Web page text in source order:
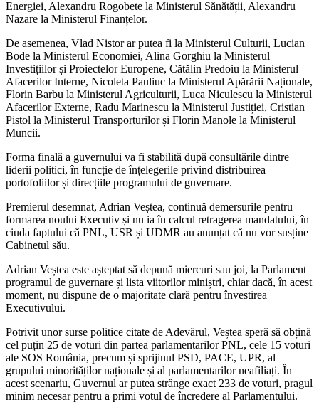
Energiei, Alexandru Rogobete la Ministerul Sănătății, Alexandru
Nazare la Ministerul Finanțelor.
De asemenea, Vlad Nistor ar putea fi la Ministerul Culturii, Lucian
Bode la Ministerul Economiei, Alina Gorghiu la Ministerul
Investițiilor și Proiectelor Europene, Cătălin Predoiu la Ministerul
Afacerilor Interne, Nicoleta Pauliuc la Ministerul Apărării Naționale,
Florin Barbu la Ministerul Agriculturii, Luca Niculescu la Ministerul
Afacerilor Externe, Radu Marinescu la Ministerul Justiției, Cristian
Pistol la Ministerul Transporturilor și Florin Manole la Ministerul
Muncii.
Forma finală a guvernului va fi stabilită după consultările dintre
liderii politici, în funcție de înțelegerile privind distribuirea
portofoliilor și direcțiile programului de guvernare.
Premierul desemnat, Adrian Veștea, continuă demersurile pentru
formarea noului Executiv și nu ia în calcul retragerea mandatului, în
ciuda faptului că PNL, USR și UDMR au anunțat că nu vor susține
Cabinetul său.
Adrian Veștea este așteptat să depună miercuri sau joi, la Parlament
programul de guvernare și lista viitorilor miniștri, chiar dacă, în acest
moment, nu dispune de o majoritate clară pentru învestirea
Executivului.
Potrivit unor surse politice citate de Adevărul, Veștea speră să obțină
cel puțin 25 de voturi din partea parlamentarilor PNL, cele 15 voturi
ale SOS România, precum și sprijinul PSD, PACE, UPR, al
grupului minorităților naționale și al parlamentarilor neafiliați. În
acest scenariu, Guvernul ar putea strânge exact 233 de voturi, pragul
minim necesar pentru a primi votul de încredere al Parlamentului.